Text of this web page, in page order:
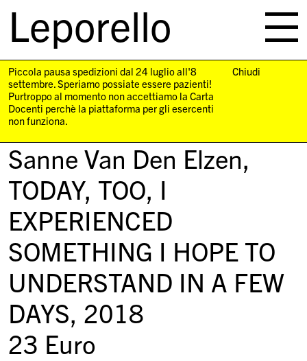
Leporello
navigation
Piccola pausa spedizioni dal 24 luglio all'8
settembre. Speriamo possiate essere pazienti!
Purtroppo al momento non accettiamo la Carta
Docenti perchè la piattaforma per gli esercenti
non funziona.
Chiudi
Sanne Van Den Elzen,
TODAY, TOO, I
EXPERIENCED
SOMETHING I HOPE TO
UNDERSTAND IN A FEW
DAYS, 2018
23 Euro